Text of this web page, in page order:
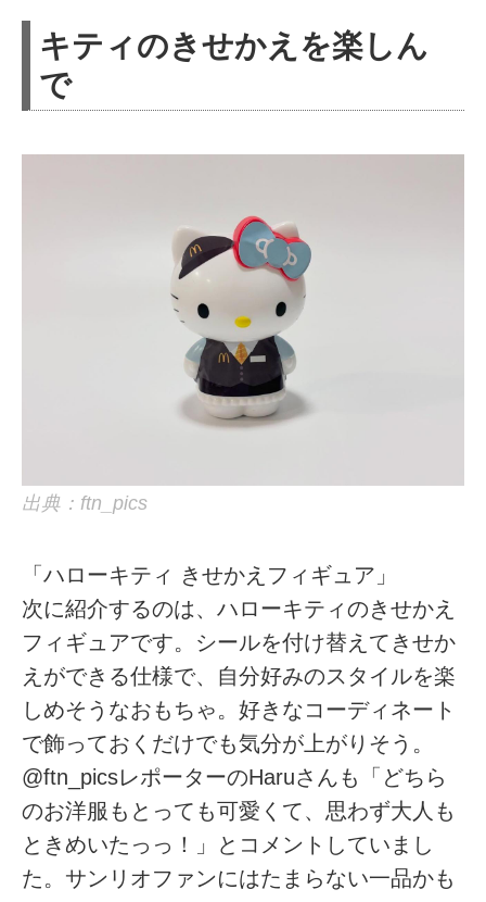
キティのきせかえを楽しん
で
出典：ftn_pics
「ハローキティ きせかえフィギュア」
次に紹介するのは、ハローキティのきせかえ
フィギュアです。シールを付け替えてきせか
えができる仕様で、自分好みのスタイルを楽
しめそうなおもちゃ。好きなコーディネート
で飾っておくだけでも気分が上がりそう。
@ftn_picsレポーターのHaruさんも「どちら
のお洋服もとっても可愛くて、思わず大人も
ときめいたっっ！」とコメントしていまし
た。サンリオファンにはたまらない一品かも